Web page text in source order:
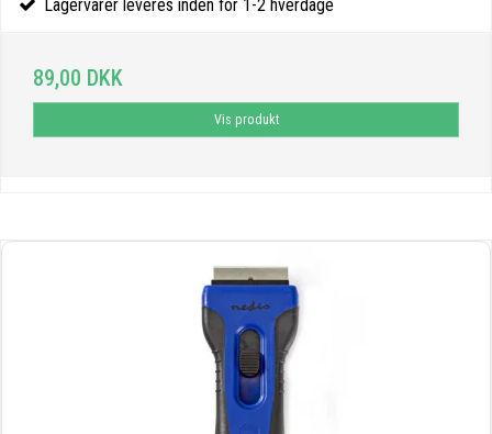
Lagervarer leveres inden for 1-2 hverdage
89,00 DKK
Vis produkt